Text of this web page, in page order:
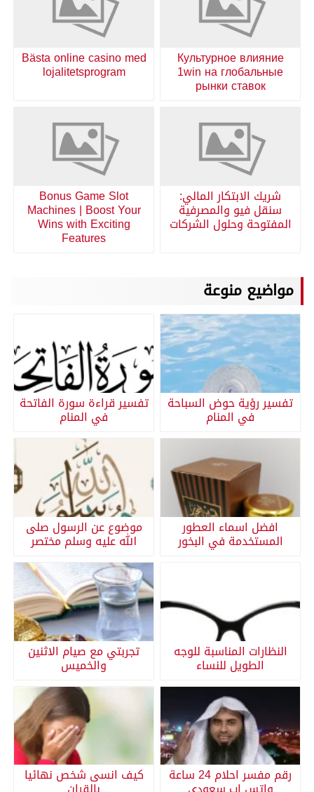
Культурное влияние
1win на глобальные
рынки ставок
Bästa online casino med
lojalitetsprogram
شريك الابتكار المالي:
سنقل فيو والمصرفية
المفتوحة وحلول الشركات
Bonus Game Slot
Machines | Boost Your
Wins with Exciting
Features
مواضيع منوعة
تفسير رؤية حوض السباحة
في المنام
تفسير قراءة سورة الفاتحة
في المنام
افضل اسماء العطور
المستخدمة في البخور
موضوع عن الرسول صلى
الله عليه وسلم مختصر
النظارات المناسبة للوجه
الطويل للنساء
تجربتي مع صيام الاثنين
والخميس
رقم مفسر احلام 24 ساعة كيف انسى شخص نهائيا